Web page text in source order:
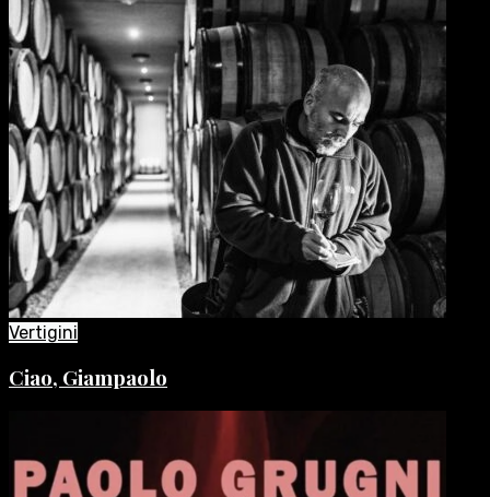
Vertigini
Ciao, Giampaolo